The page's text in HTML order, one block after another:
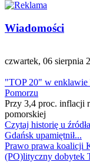
Wiadomości
czwartek, 06 sierpnia
"TOP 20" w enklawie
Pomorzu
Przy 3,4 proc. inflacji
pomorskiej
Czytaj historię u
Gdańsk upamiętnił...
Prawo prawa koalicji
(PO)lityczny dobytek